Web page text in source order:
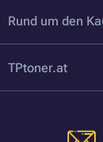
Rund um den
TPtoner.at